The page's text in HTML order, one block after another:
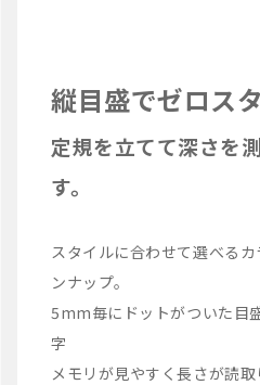
縦目盛でゼロス
定規を立てて深さを
す。
スタイルに合わせて選べる
ンナップ。
5mm毎にドットがついた目
字
メモリが見やすく長さが読取